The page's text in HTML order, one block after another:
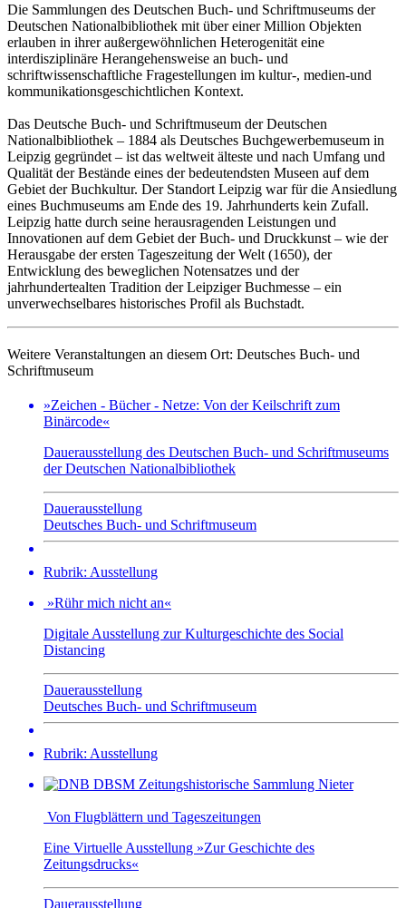
Die Sammlungen des Deutschen Buch- und Schriftmuseums der
Deutschen Nationalbibliothek mit über einer Million Objekten
erlauben in ihrer außergewöhnlichen Heterogenität eine
interdisziplinäre Herangehensweise an buch- und
schriftwissenschaftliche Fragestellungen im kultur-, medien-und
kommunikationsgeschichtlichen Kontext.
Das Deutsche Buch- und Schriftmuseum der Deutschen
Nationalbibliothek – 1884 als Deutsches Buchgewerbemuseum in
Leipzig gegründet – ist das weltweit älteste und nach Umfang und
Qualität der Bestände eines der bedeutendsten Museen auf dem
Gebiet der Buchkultur. Der Standort Leipzig war für die Ansiedlung
eines Buchmuseums am Ende des 19. Jahrhunderts kein Zufall.
Leipzig hatte durch seine herausragenden Leistungen und
Innovationen auf dem Gebiet der Buch- und Druckkunst – wie der
Herausgabe der ersten Tageszeitung der Welt (1650), der
Entwicklung des beweglichen Notensatzes und der
jahrhundertealten Tradition der Leipziger Buchmesse – ein
unverwechselbares historisches Profil als Buchstadt.
Weitere Veranstaltungen an diesem Ort: Deutsches Buch- und
Schriftmuseum
»Zeichen - Bücher - Netze: Von der Keilschrift zum
Binärcode«
Dauerausstellung des Deutschen Buch- und Schriftmuseums
der Deutschen Nationalbibliothek
Dauerausstellung
Deutsches Buch- und Schriftmuseum
Rubrik: Ausstellung
»Rühr mich nicht an«
Digitale Ausstellung zur Kulturgeschichte des Social
Distancing
Dauerausstellung
Deutsches Buch- und Schriftmuseum
Rubrik: Ausstellung
Von Flugblättern und Tageszeitungen
Eine Virtuelle Ausstellung »Zur Geschichte des
Zeitungsdrucks«
Dauerausstellung